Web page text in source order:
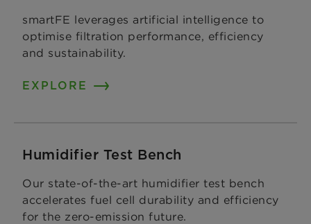
smartFE leverages artificial intelligence to
optimise filtration performance, efficiency
and sustainability.
EXPLORE
Humidifier Test Bench
Our state-of-the-art humidifier test bench
accelerates fuel cell durability and efficiency
for the zero-emission future.